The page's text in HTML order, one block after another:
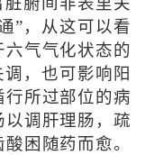
腑间非表里关
”，从这可以看
气气化状态的
，也可影响阳
所过部位的病
调肝理肠，疏
困随药而愈。